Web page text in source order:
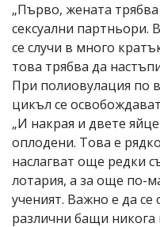
„Първо, жената
сексуални партньори.
се случи в много
това трябва да
При полиовулация по
цикъл се
„И накрая и двете
оплодени. Това е
наслагват още редки
лотария, а за още по-
ученият. Важно е да се
различни бащи никога